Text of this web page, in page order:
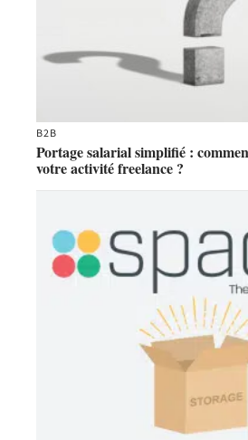
B2B
Portage salarial simplifié :
votre activité freelance ?